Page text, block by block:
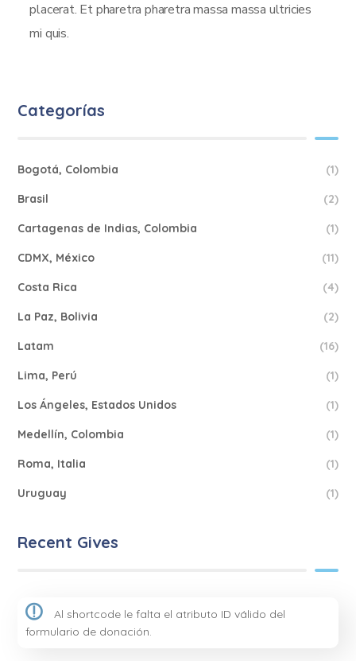
placerat. Et pharetra pharetra massa massa ultricies
mi quis.
Categorías
Bogotá, Colombia (1)
Brasil (2)
Cartagenas de Indias, Colombia (1)
CDMX, México (11)
Costa Rica (4)
La Paz, Bolivia (2)
Latam (16)
Lima, Perú (1)
Los Ángeles, Estados Unidos (1)
Medellín, Colombia (1)
Roma, Italia (1)
Uruguay (1)
Recent Gives
Al shortcode le falta el atributo ID válido del
formulario de donación.